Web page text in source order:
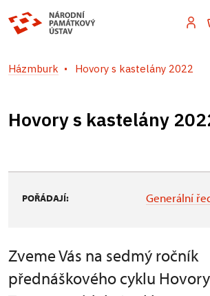
Házmburk Hovory s kastelány 2022
Hovory s kastelány
POŘÁDAJÍ: Generální
Zveme Vás na sedmý ročník
přednáškového cyklu